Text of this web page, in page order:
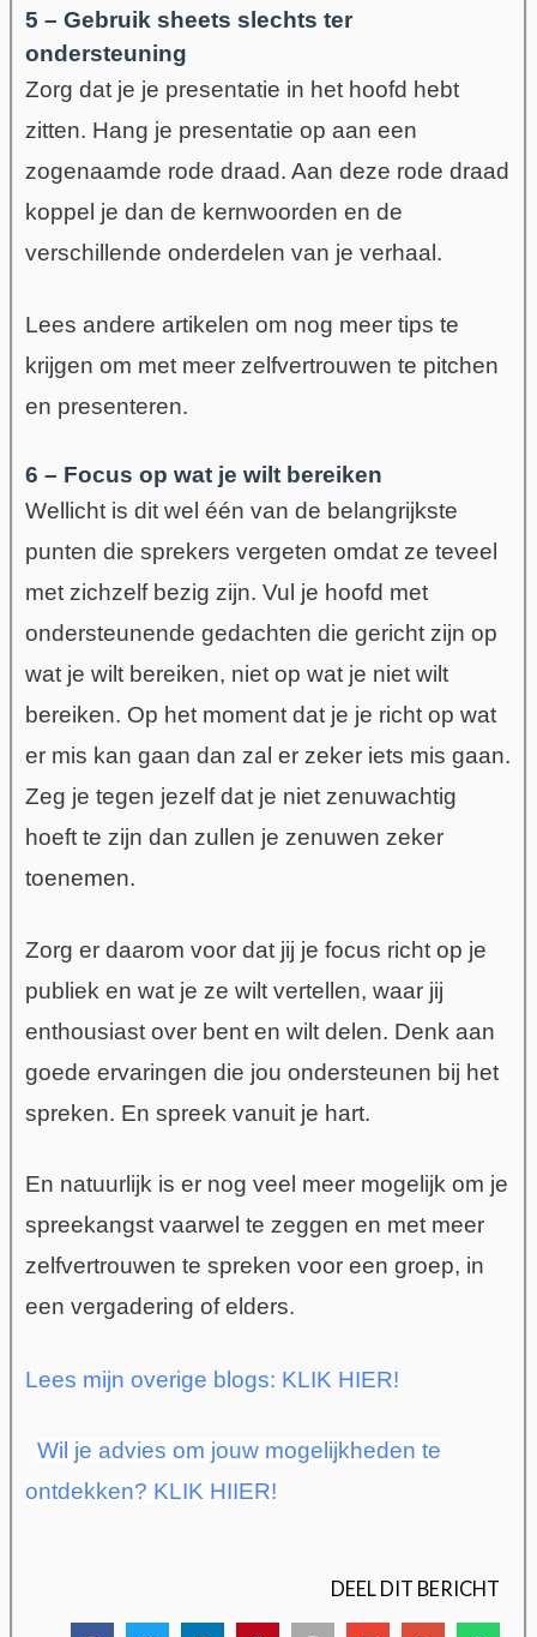
5 – Gebruik sheets slechts ter
ondersteuning
Zorg dat je je presentatie in het hoofd hebt
zitten. Hang je presentatie op aan een
zogenaamde rode draad. Aan deze rode draad
koppel je dan de kernwoorden en de
verschillende onderdelen van je verhaal.
Lees andere artikelen om nog meer tips te
krijgen om met meer zelfvertrouwen te pitchen
en presenteren.
6 – Focus op wat je wilt bereiken
Wellicht is dit wel één van de belangrijkste
punten die sprekers vergeten omdat ze teveel
met zichzelf bezig zijn. Vul je hoofd met
ondersteunende gedachten die gericht zijn op
wat je wilt bereiken, niet op wat je niet wilt
bereiken. Op het moment dat je je richt op wat
er mis kan gaan dan zal er zeker iets mis gaan.
Zeg je tegen jezelf dat je niet zenuwachtig
hoeft te zijn dan zullen je zenuwen zeker
toenemen.
Zorg er daarom voor dat jij je focus richt op je
publiek en wat je ze wilt vertellen, waar jij
enthousiast over bent en wilt delen. Denk aan
goede ervaringen die jou ondersteunen bij het
spreken. En spreek vanuit je hart.
En natuurlijk is er nog veel meer mogelijk om je
spreekangst vaarwel te zeggen en met meer
zelfvertrouwen te spreken voor een groep, in
een vergadering of elders.
Lees mijn overige blogs: KLIK HIER!
Wil je advies om jouw mogelijkheden te
ontdekken? KLIK HIIER!
DEEL DIT BERICHT